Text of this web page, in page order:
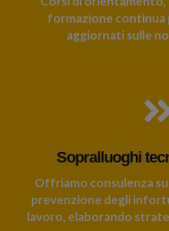
formazione continua
aggiornati sulle
Sopralluoghi
Offriamo consulenza
prevenzione degli
lavoro, elaborando